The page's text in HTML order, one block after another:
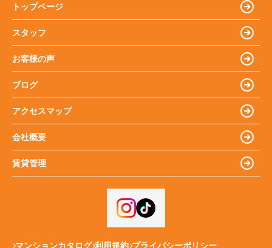
トップページ
スタッフ
お客様の声
ブログ
アクセスマップ
会社概要
賃貸管理
マンションカタログ 利用規約 プライバシーポリシー